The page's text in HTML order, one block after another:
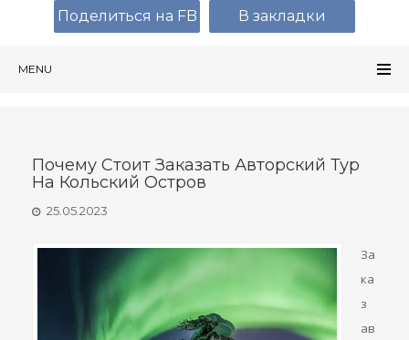
MENU
Почему Стоит Заказать Авторский Тур
На Кольский Остров
25.05.2023
За
ка
з
ав
Поделиться на FB В закладки